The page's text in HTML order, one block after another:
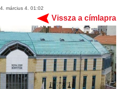
március 4. 01:02
Vissza a címlapra